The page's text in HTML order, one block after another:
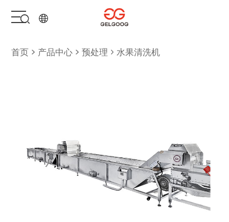
首页
首页 产品中心 预处理 水果清洗机